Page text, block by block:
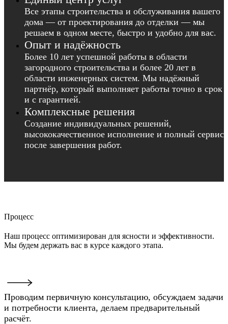
Все этапы строительства и обслуживания вашего
дома — от проектирования до отделки — мы
решаем в одном месте, быстро и удобно для вас.
Опыт и надёжность
Более 10 лет успешной работы в области
загородного строительства и более 20 лет в
области инженерных систем. Мы надёжный
партнёр, который выполняет работы точно в срок
и с гарантией.
Комплексные решения
Создание индивидуальных решений,
высококачественное исполнение и полный сервис
после завершения работ.
Процесс
Наш процесс оптимизирован для ясности и эффективности.
Мы будем держать вас в курсе каждого этапа.
Проводим первичную консультацию, обсуждаем задачи
и потребности клиента, делаем предварительный
расчёт.